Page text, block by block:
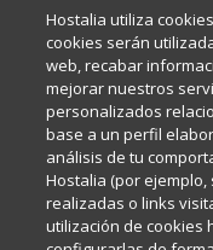
Hostalia utiliza
cookies serán
web, recabar
mejorar nuestros
personalizados
base a un perfil
análisis de tu
Hostalia (por
realizadas o links
utilización de cookies